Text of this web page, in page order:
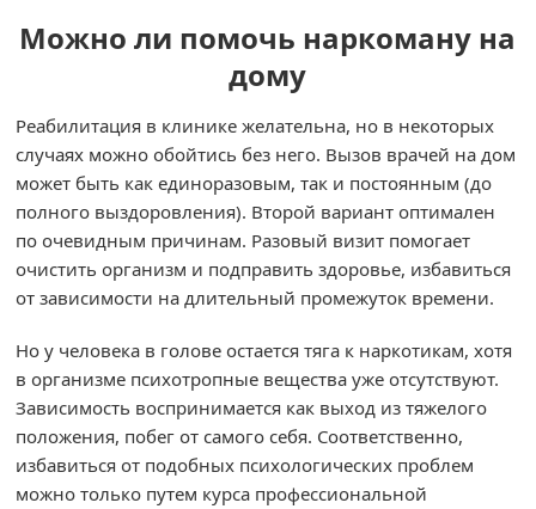
Можно ли помочь наркоману на
дому
Реабилитация в клинике желательна, но в некоторых
случаях можно обойтись без него. Вызов врачей на дом
может быть как единоразовым, так и постоянным (до
полного выздоровления). Второй вариант оптимален
по очевидным причинам. Разовый визит помогает
очистить организм и подправить здоровье, избавиться
от зависимости на длительный промежуток времени.
Но у человека в голове остается тяга к наркотикам, хотя
в организме психотропные вещества уже отсутствуют.
Зависимость воспринимается как выход из тяжелого
положения, побег от самого себя. Соответственно,
избавиться от подобных психологических проблем
можно только путем курса профессиональной